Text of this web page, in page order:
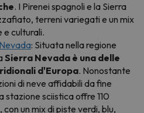
. I Pirenei spagnoli e la Sierra
terreni variegati e un mix
e culturali.
: Situata nella regione
Sierra Nevada è una delle
d'Europa. Nonostante
di neve affidabili da fine
stazione sciistica offre 110
un mix di piste verdi, blu,